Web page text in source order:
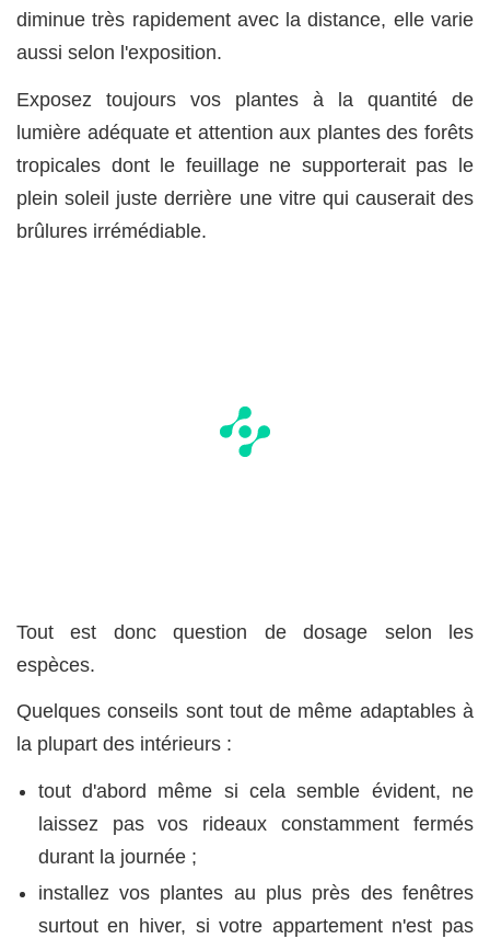
diminue très rapidement avec la distance, elle varie
aussi selon l'exposition.
Exposez toujours vos plantes à la quantité de
lumière adéquate et attention aux plantes des forêts
tropicales dont le feuillage ne supporterait pas le
plein soleil juste derrière une vitre qui causerait des
brûlures irrémédiable.
Tout est donc question de dosage selon les
espèces.
Quelques conseils sont tout de même adaptables à
la plupart des intérieurs :
tout d'abord même si cela semble évident, ne
laissez pas vos rideaux constamment fermés
durant la journée ;
installez vos plantes au plus près des fenêtres
surtout en hiver, si votre appartement n'est pas